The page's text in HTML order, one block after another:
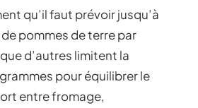
qu’il faut prévoir jusqu’à
pommes de terre par
d’autres limitent la
pour équilibrer le
entre fromage,